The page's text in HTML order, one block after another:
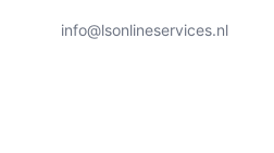
info@lsonlineservices.nl